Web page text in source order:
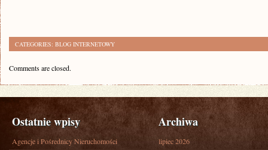
CATEGORIES: BLOG INTERNETOWY
Comments are closed.
Ostatnie wpisy
Agencje i Pośrednicy Nieruchomości
Archiwa
lipiec 2026